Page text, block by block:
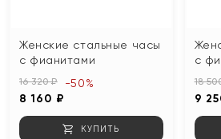
Женские стальные часы
с фианитами
16 320 ₽
8 160 ₽
-50%
КУПИТЬ
с
18
9